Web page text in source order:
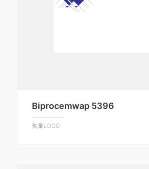
Biprocemwap 5396
矢量LOGO